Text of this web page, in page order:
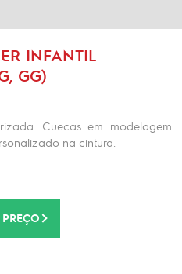
INFANTIL
GG)
Cuecas em modelagem
na cintura.